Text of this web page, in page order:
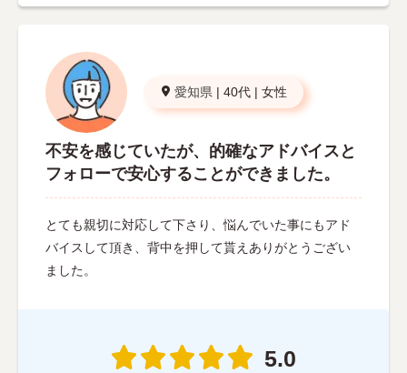
愛知県 | 40代 | 女性
不安を感じていたが、的確なアドバイスと
フォローで安心することができました。
とても親切に対応して下さり、悩んでいた事にもアド
バイスして頂き、背中を押して貰えありがとうござい
ました。
5.0